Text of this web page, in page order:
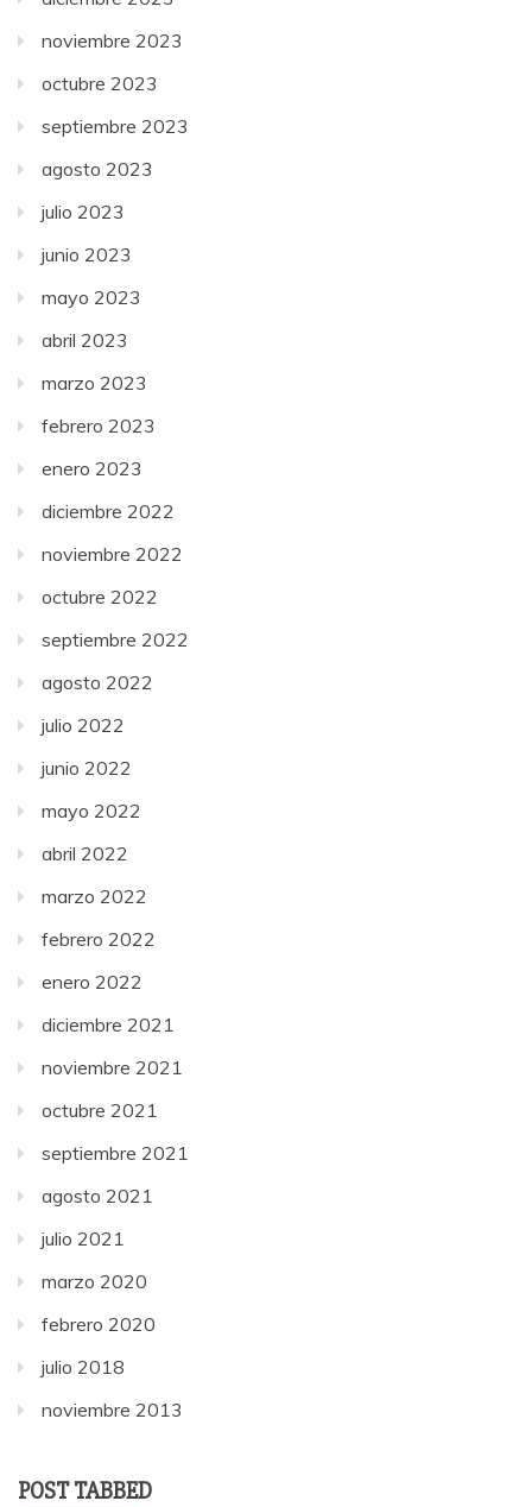
noviembre 2023
octubre 2023
septiembre 2023
agosto 2023
julio 2023
junio 2023
mayo 2023
abril 2023
marzo 2023
febrero 2023
enero 2023
diciembre 2022
noviembre 2022
octubre 2022
septiembre 2022
agosto 2022
julio 2022
junio 2022
mayo 2022
abril 2022
marzo 2022
febrero 2022
enero 2022
diciembre 2021
noviembre 2021
octubre 2021
septiembre 2021
agosto 2021
julio 2021
marzo 2020
febrero 2020
julio 2018
noviembre 2013
POST TABBED